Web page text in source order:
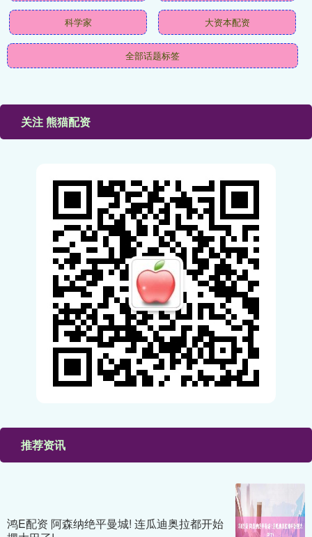
科学家 大资本配资
全部话题标签
关注 熊猫配资
推荐资讯
鸿E配资 阿森纳绝平曼城! 连瓜迪奥拉都开始